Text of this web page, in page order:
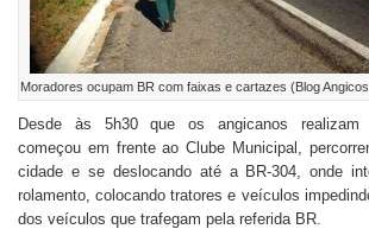
Moradores ocupam BR com faixas e cartazes (Blog
Desde às 5h30 que os angicanos realizam
começou em frente ao Clube Municipal,
cidade e se deslocando até a BR-304, onde
rolamento, colocando tratores e veículos
dos veículos que trafegam pela referida BR.